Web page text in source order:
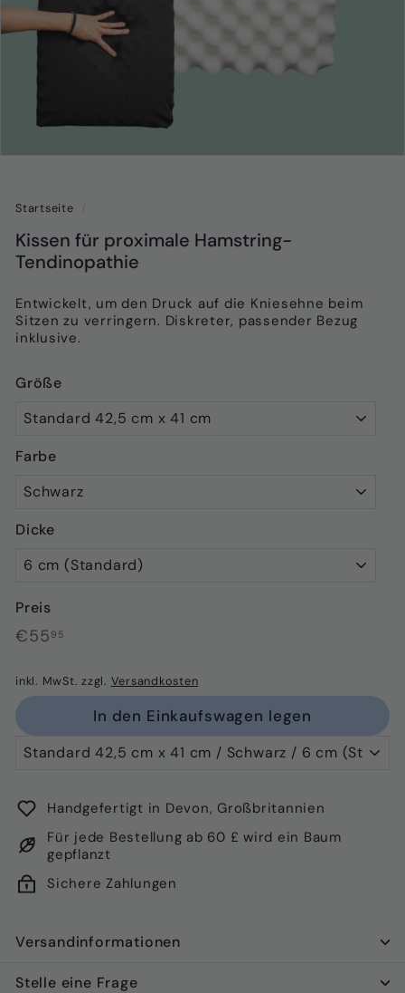
Startseite
Kissen für proximale Hamstring-
Tendinopathie
Entwickelt, um den Druck auf die Kniesehne beim
Sitzen zu verringern. Diskreter, passender Bezug
inklusive.
Größe
Farbe
Dicke
Preis
Normaler
€55 95
inkl. MwSt. zzgl. Versandkosten
In den Einkaufswagen legen
Handgefertigt in Devon, Großbritannien
Für jede Bestellung ab 60 £ wird ein Baum
gepflanzt
Sichere Zahlungen
Versandinformationen
Stelle eine Frage